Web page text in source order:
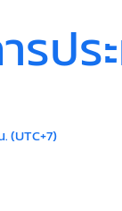
รปร
(UTC+7)